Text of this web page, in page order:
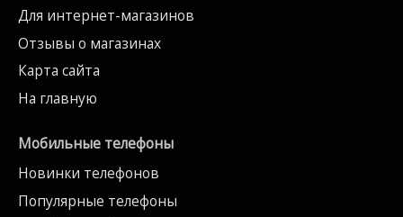
Для интернет-магазинов
Отзывы о магазинах
Карта сайта
На главную
Мобильные телефоны
Новинки телефонов
Популярные телефоны